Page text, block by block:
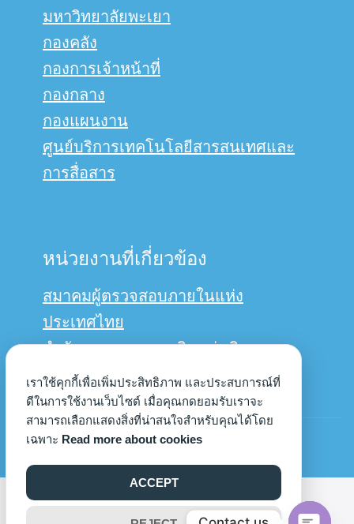
มหาวิทยาลัยพะเยา
กองคลัง
กองการเจ้าหน้าที่
กองกลาง
กองแผนงาน
ศูนย์บริการเทคโนโลยีสารสนเทศและ
การสื่อสาร
หน่วยงานที่เกี่ยวข้อง
สมาคมผู้ตรวจสอบภายในแห่ง
ประเทศไทย
สำนักงานการตรวจเงินแผ่นดิน
กรมบัญชีกลาง
© Copyright 2022us
©2026 AUDIT.UP.AC.TH. ALL RIGHTS RESERVED.
เราใช้คุกกี้เพื่อเพิ่มประสิทธิภาพ และประสบการณ์ที่
ดีในการใช้งานเว็บไซต์ เมื่อคุณกดยอมรับเราจะ
สามารถเลือกแสดงสิ่งที่น่าสนใจสำหรับคุณได้โดย
เฉพาะ Read more about cookies
ACCEPT